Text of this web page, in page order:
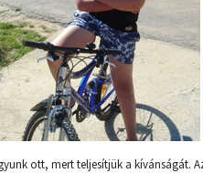
ott, mert teljesítjük a kívánságát.